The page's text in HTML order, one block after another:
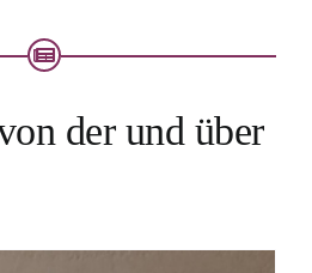
der und über